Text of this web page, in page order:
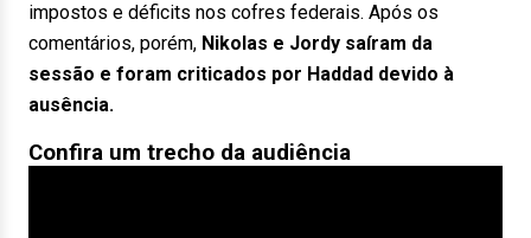
impostos e déficits nos cofres federais. Após os
comentários, porém, Nikolas e Jordy saíram da
sessão e foram criticados por Haddad devido à
ausência.
Confira um trecho da audiência